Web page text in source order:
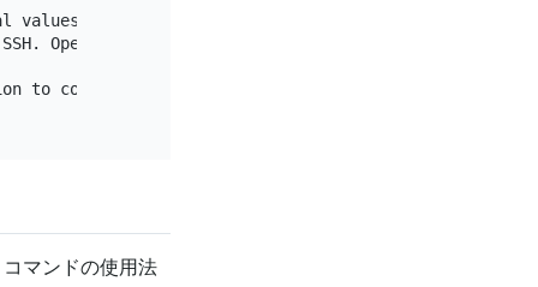
values are 'builtin', 'system', and 'none'.
Operations that don't need an SSH connection are
to complete. Inapplicable operations are ignored.
マンドの使用法